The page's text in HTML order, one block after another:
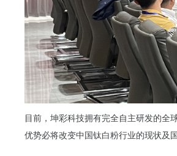
目前，坤彩科技拥有完全自主研发的全
优势必将改变中国钛白粉行业的现状及